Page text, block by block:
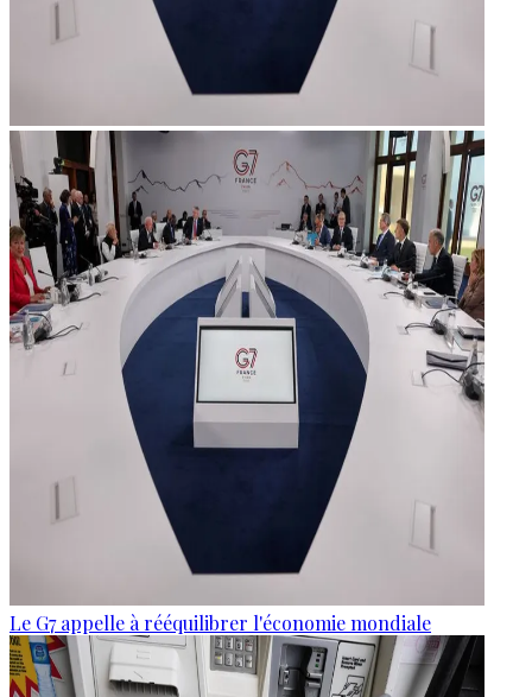
Le G7 appelle à rééquilibrer l'économie mondiale